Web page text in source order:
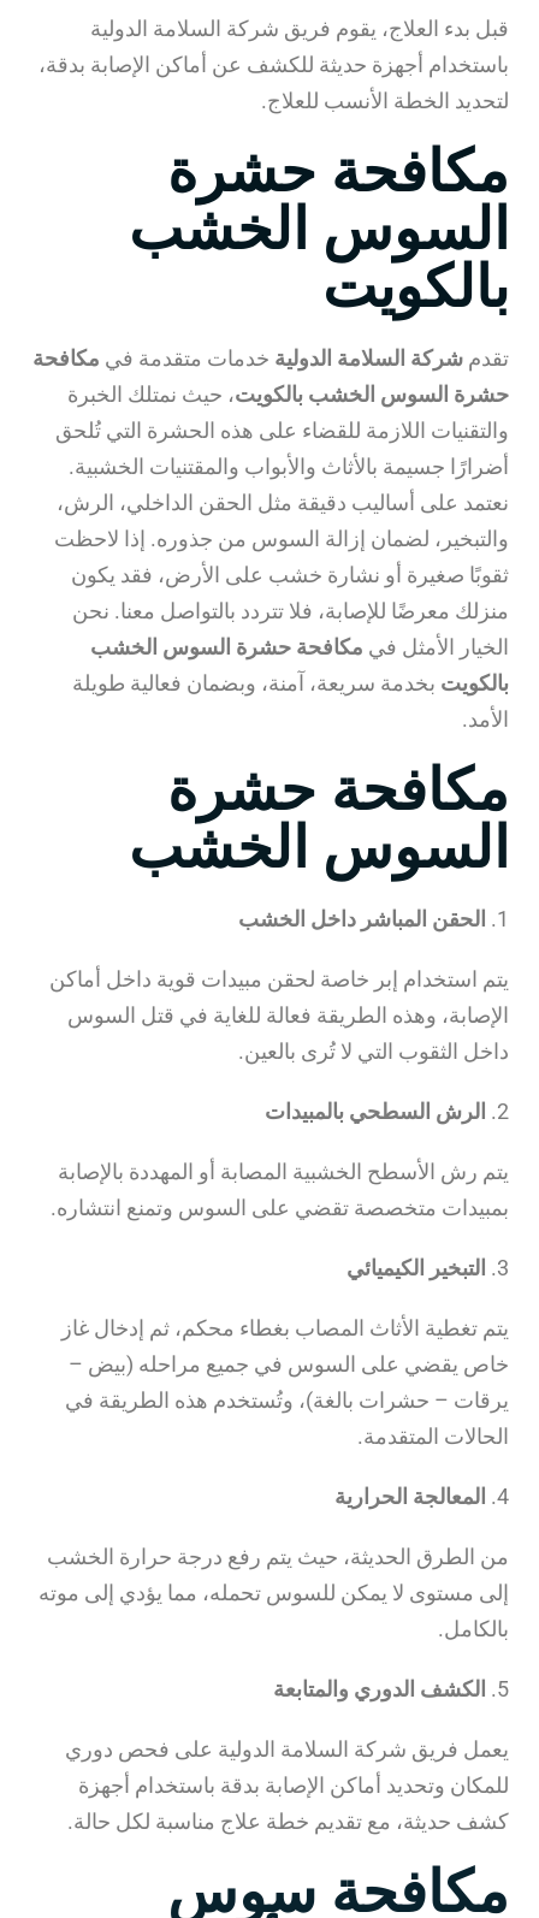
قبل بدء العلاج، يقوم فريق شركة السلامة الدولية
باستخدام أجهزة حديثة للكشف عن أماكن الإصابة بدقة،
لتحديد الخطة الأنسب للعلاج.
مكافحة حشرة
السوس الخشب
بالكويت
تقدم شركة السلامة الدولية خدمات متقدمة في مكافحة
حشرة السوس الخشب بالكويت، حيث نمتلك الخبرة
والتقنيات اللازمة للقضاء على هذه الحشرة التي تُلحق
أضرارًا جسيمة بالأثاث والأبواب والمقتنيات الخشبية.
نعتمد على أساليب دقيقة مثل الحقن الداخلي، الرش،
والتبخير، لضمان إزالة السوس من جذوره. إذا لاحظت
ثقوبًا صغيرة أو نشارة خشب على الأرض، فقد يكون
منزلك معرضًا للإصابة، فلا تتردد بالتواصل معنا. نحن
الخيار الأمثل في مكافحة حشرة السوس الخشب
بالكويت بخدمة سريعة، آمنة، وبضمان فعالية طويلة
الأمد.
مكافحة حشرة
السوس الخشب
1. الحقن المباشر داخل الخشب
يتم استخدام إبر خاصة لحقن مبيدات قوية داخل أماكن
الإصابة، وهذه الطريقة فعالة للغاية في قتل السوس
داخل الثقوب التي لا تُرى بالعين.
2. الرش السطحي بالمبيدات
يتم رش الأسطح الخشبية المصابة أو المهددة بالإصابة
بمبيدات متخصصة تقضي على السوس وتمنع انتشاره.
3. التبخير الكيميائي
يتم تغطية الأثاث المصاب بغطاء محكم، ثم إدخال غاز
خاص يقضي على السوس في جميع مراحله (بيض –
يرقات – حشرات بالغة)، وتُستخدم هذه الطريقة في
الحالات المتقدمة.
4. المعالجة الحرارية
من الطرق الحديثة، حيث يتم رفع درجة حرارة الخشب
إلى مستوى لا يمكن للسوس تحمله، مما يؤدي إلى موته
بالكامل.
5. الكشف الدوري والمتابعة
يعمل فريق شركة السلامة الدولية على فحص دوري
للمكان وتحديد أماكن الإصابة بدقة باستخدام أجهزة
كشف حديثة، مع تقديم خطة علاج مناسبة لكل حالة.
مكافحة سوس